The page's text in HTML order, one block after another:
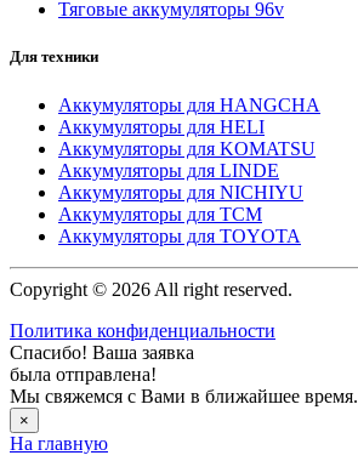
Тяговые аккумуляторы 96v
Для техники
Аккумуляторы для HANGCHA
Аккумуляторы для HELI
Аккумуляторы для KOMATSU
Аккумуляторы для LINDE
Аккумуляторы для NICHIYU
Аккумуляторы для TCM
Аккумуляторы для TOYOTA
Copyright © 2026 All right reserved.
Политика конфиденциальности
Спасибо! Ваша заявка
была отправлена!
Мы свяжемся с Вами в ближайшее время.
×
На главную